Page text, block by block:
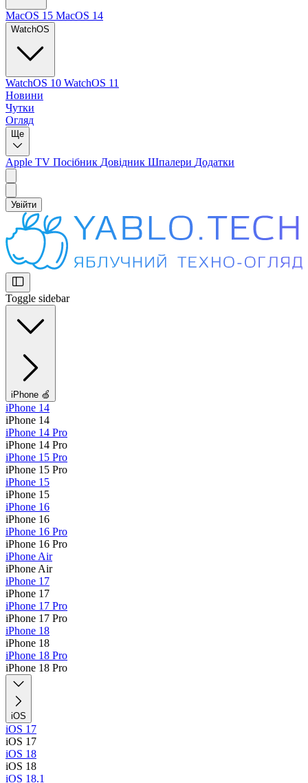
MacOS 15 MacOS 14
WatchOS
WatchOS 10 WatchOS 11
Новини
Чутки
Огляд
Ще
Apple TV Посібник Довідник Шпалери Додатки
Увійти
Toggle sidebar
iPhone 🍏
iPhone 14
iPhone 14
iPhone 14 Pro
iPhone 14 Pro
iPhone 15 Pro
iPhone 15 Pro
iPhone 15
iPhone 15
iPhone 16
iPhone 16
iPhone 16 Pro
iPhone 16 Pro
iPhone Air
iPhone Air
iPhone 17
iPhone 17
iPhone 17 Pro
iPhone 17 Pro
iPhone 18
iPhone 18
iPhone 18 Pro
iPhone 18 Pro
iOS
iOS 17
iOS 17
iOS 18
iOS 18
iOS 18.1